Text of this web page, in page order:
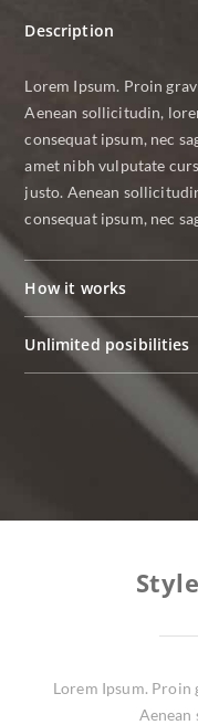
Description
Lorem Ipsum. Proin
Aenean sollicitudin,
consequat ipsum, nec
amet nibh vulputate
justo. Aenean
consequat ipsum, nec
How it works
Unlimited posibilities
Lorem Ipsum.